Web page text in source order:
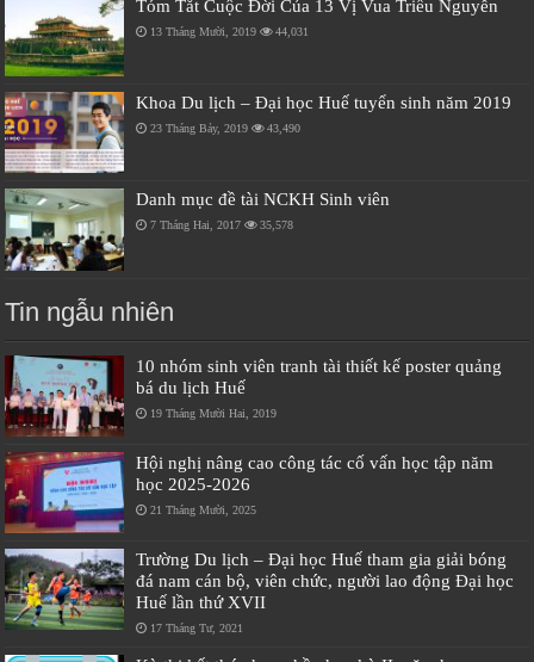
Tóm Tắt Cuộc Đời Của 13 Vị Vua Triều Nguyễn
13 Tháng Mười, 2019 44,031
Khoa Du lịch – Đại học Huế tuyển sinh năm 2019
23 Tháng Bảy, 2019 43,490
Danh mục đề tài NCKH Sinh viên
7 Tháng Hai, 2017 35,578
Tin ngẫu nhiên
10 nhóm sinh viên tranh tài thiết kế poster quảng
bá du lịch Huế
19 Tháng Mười Hai, 2019
Hội nghị nâng cao công tác cố vấn học tập năm
học 2025-2026
21 Tháng Mười, 2025
Trường Du lịch – Đại học Huế tham gia giải bóng
đá nam cán bộ, viên chức, người lao động Đại học
Huế lần thứ XVII
17 Tháng Tư, 2021